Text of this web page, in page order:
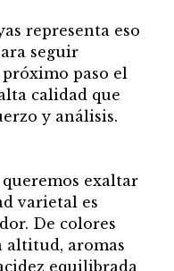
representa eso
seguir
paso el
calidad que
y análisis.
exaltar
varietal es
De colores
altitud, aromas
equilibrada